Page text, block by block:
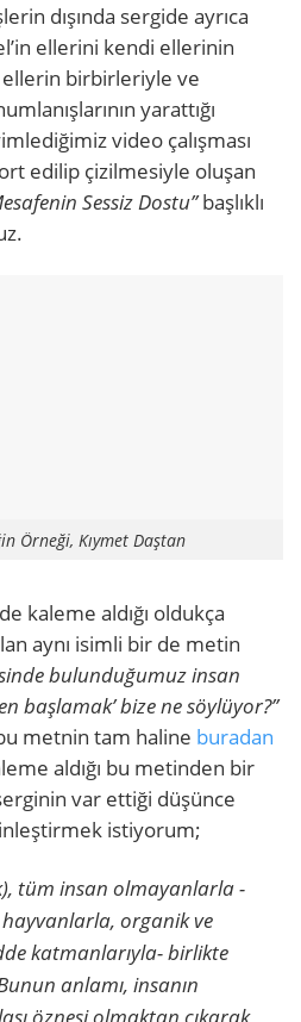
dışında sergide ayrıca
ellerini kendi ellerinin
birbirleriyle ve
yarattığı
video çalışması
edilip çizilmesiyle oluşan
Sessiz Dostu’’başlıklı
Örneği, Kıymet Daştan
kaleme aldığı oldukça
aynı isimli bir de metin
bulunduğumuz insan
başlamak’ bize ne söylüyor?’’
bu metnin tam haline buradan
aldığı bu metinden bir
var ettiği düşünce
istiyorum;
tüm insan olmayanlarla -
hayvanlarla, organik ve
katmanlarıyla- birlikte
anlamı, insanın